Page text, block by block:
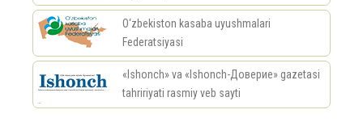
O‘zbekiston kasaba uyushmalari
Federatsiyasi
«Ishonch» va «Ishonch-Доверие» gazetasi
tahririyati rasmiy veb sayti